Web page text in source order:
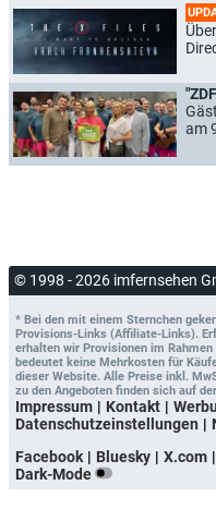
am
© 1998 - 2026 imfernsehen
* Bei den mit einem Sternchen
Provisions-Links (Affiliate-Links).
erhalten wir Provisionen im
bedeutet keine Mehrkosten für
dieser Website. Alle Preise inkl.
zu den Angeboten finden sich auf
Impressum Kontakt
Datenschutzeinstellungen
Facebook
Bluesky X.com
Dark-Mode